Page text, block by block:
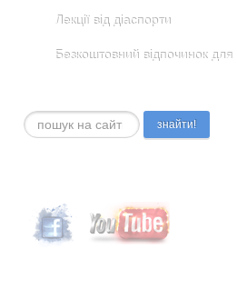
Лекції від діаспорти
Безкоштовний відпочинок для
Пошук... знайти!